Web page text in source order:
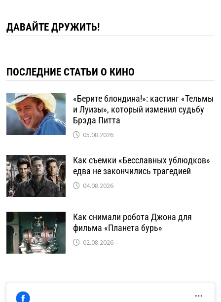
ДАВАЙТЕ ДРУЖИТЬ!
ПОСЛЕДНИЕ СТАТЬИ О КИНО
«Берите блондина!»: кастинг «Тельмы
и Луизы», который изменил судьбу
Брэда Питта
05.08.2026
Как съемки «Бесславных ублюдков»
едва не закончились трагедией
04.08.2026
Как снимали робота Джона для
фильма «Планета бурь»
02.08.2026